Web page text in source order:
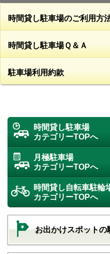
時間貸し駐車場のご利用方
時間貸し駐車場Ｑ＆Ａ
駐車場利用約款
時間貸し駐車場
カテゴリーTOPへ
月極駐車場
カテゴリーTOPへ
時間貸し自転車駐輪
カテゴリーTOPへ
お出かけスポットの